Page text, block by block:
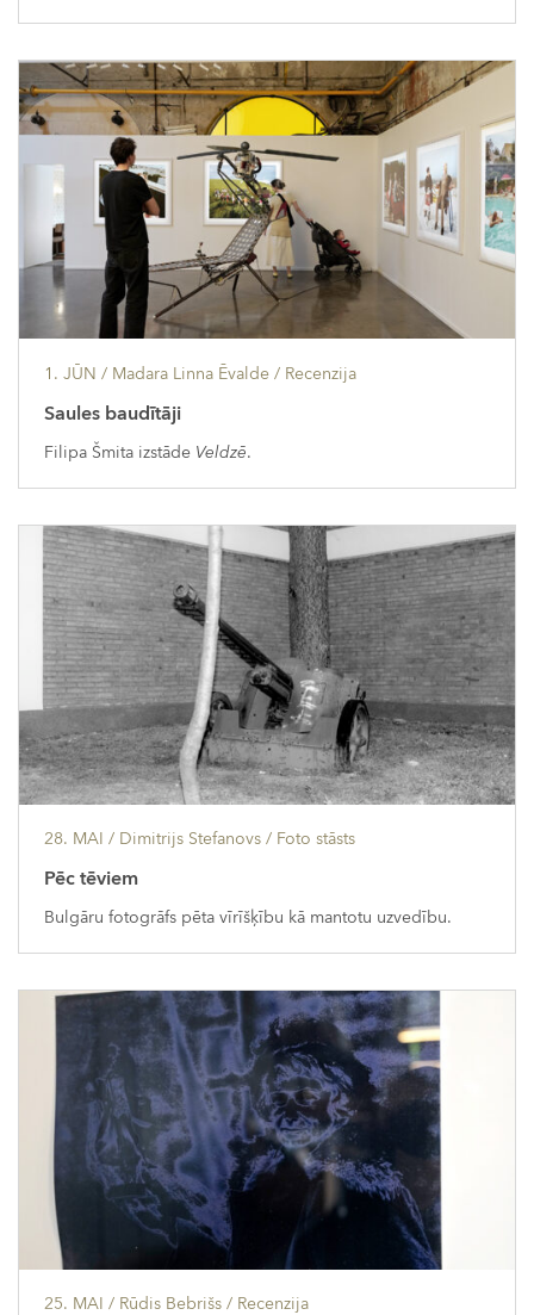
1. JŪN / Madara Linna Ēvalde / Recenzija
Saules baudītāji
Filipa Šmita izstāde Veldzē.
28. MAI / Dimitrijs Stefanovs / Foto stāsts
Pēc tēviem
Bulgāru fotogrāfs pēta vīrīšķību kā mantotu uzvedību.
25. MAI / Rūdis Bebrišs / Recenzija